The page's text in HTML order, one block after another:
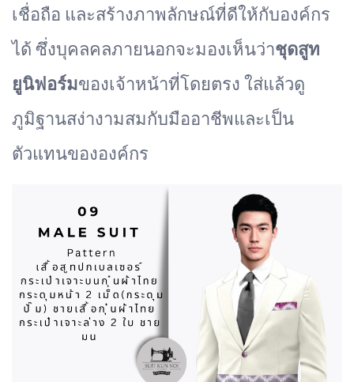
เชื่อถือ และสร้างภาพลักษณ์ที่ดีให้กับองค์กร
ได้ ซึ่งบุคลคลภายนอกจะมองเห็นว่าชุดสูท
ยูนิฟอร์มของเจ้าหน้าที่โดยตรง ใส่แล้วดู
ภูมิฐานสง่างามสมกับมืออาชีพและเป็น
ตัวแทนขององค์กร